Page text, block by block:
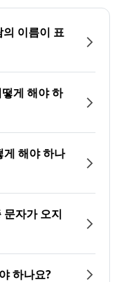
이름이 표
게 해야 하
게 해야 하나
문자가 오지
하나요?